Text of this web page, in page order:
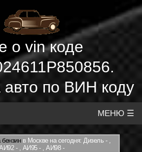
о vin коде
авто по ВИН коду
МЕНЮ ☰
в Москве на сегодня: Дизель - ,
- , АИ95 - , АИ98 -